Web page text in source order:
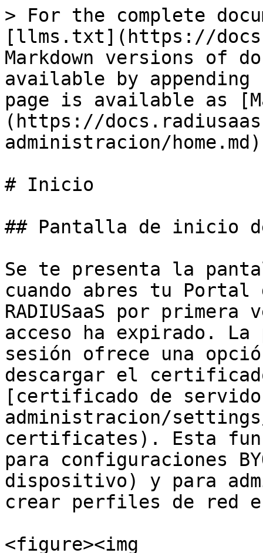
> For the complete
[llms.txt](https://
Markdown versions of
available by
page is available as
(https://
administracion/
# Inicio
## Pantalla de inicio
Se te presenta la
cuando abres tu Portal
RADIUSaaS por
acceso ha expirado.
sesión ofrece una
descargar el
[certificado de
administracion/
certificates). Esta
para configuraciones
dispositivo) y para
crear perfiles de red
<figure><img